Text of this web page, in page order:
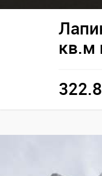
кв.м